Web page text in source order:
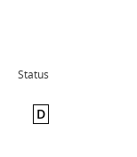
Status
D